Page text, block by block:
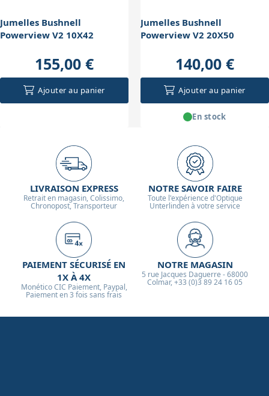
Jumelles Bushnell
Powerview V2 10X42
155,00 €
Ajouter au panier
Jumelles Bushnell
Powerview V2 20X50
140,00 €
Ajouter au panier
En stock
LIVRAISON EXPRESS
Retrait en magasin, Colissimo,
Chronopost, Transporteur
NOTRE SAVOIR FAIRE
Toute l'expérience d'Optique
Unterlinden à votre service
PAIEMENT SÉCURISÉ EN
1X À 4X
Monético CIC Paiement, Paypal,
Paiement en 3 fois sans frais
NOTRE MAGASIN
5 rue Jacques Daguerre - 68000
Colmar, +33 (0)3 89 24 16 05